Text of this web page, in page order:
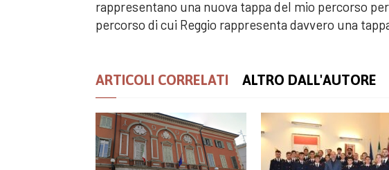
rappresentano una nuova tappa del mio percorso
percorso di cui Reggio rappresenta davvero una
ARTICOLI CORRELATI ALTRO DALL'AUTORE